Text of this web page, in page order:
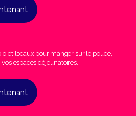
et locaux pour manger sur le pouce,
espaces déjeunatoires.